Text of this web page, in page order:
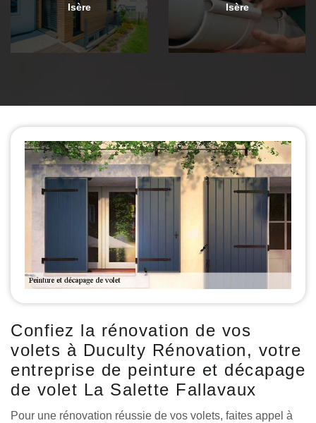
Isère
Isère
Confiez la rénovation de vos
volets à Duculty Rénovation, votre
entreprise de peinture et décapage
de volet La Salette Fallavaux
Pour une rénovation réussie de vos volets, faites appel à